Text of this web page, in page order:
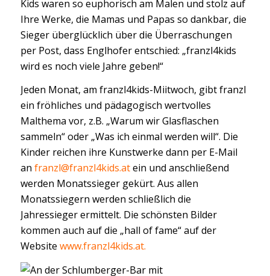
Kids waren so euphorisch am Malen und stolz auf
Ihre Werke, die Mamas und Papas so dankbar, die
Sieger überglücklich über die Überraschungen
per Post, dass Englhofer entschied: „franzl4kids
wird es noch viele Jahre geben!“
Jeden Monat, am franzl4kids-Miitwoch, gibt franzl
ein fröhliches und pädagogisch wertvolles
Malthema vor, z.B. „Warum wir Glasflaschen
sammeln“ oder „Was ich einmal werden will“. Die
Kinder reichen ihre Kunstwerke dann per E-Mail
an franzl@franzl4kids.atein und anschließend
werden Monatssieger gekürt. Aus allen
Monatssiegern werden schließlich die
Jahressieger ermittelt. Die schönsten Bilder
kommen auch auf die „hall of fame“ auf der
Website www.franzl4kids.at.